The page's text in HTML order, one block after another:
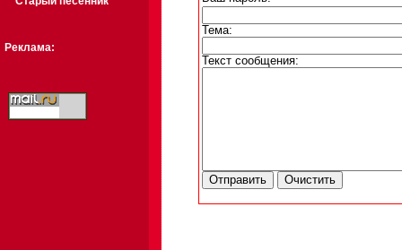
Реклама:
Тема:
Текст сообщения: